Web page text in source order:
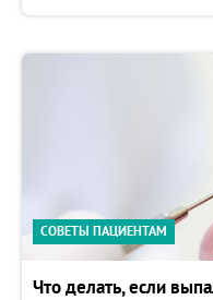
СОВЕТЫ ПАЦИЕНТАМ
Что делать, если